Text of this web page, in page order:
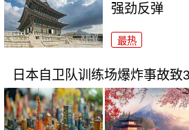
强劲反弹
最热
日本自卫队训练场爆炸事故致